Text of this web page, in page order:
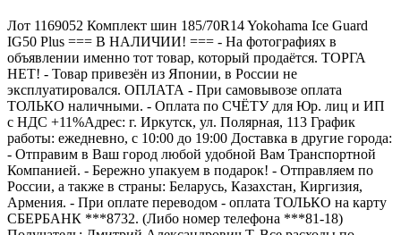
Лот 1169052 Комплект шин 185/70R14 Yokohama Ice Guard
IG50 Plus === B НАЛИЧИИ! === - На фотографиях в
объявлении именно тот товар, который продаётся. ТОРГА
НЕТ! - Товар привезён из Японии, в России не
эксплуатировался. ОПЛАТА - При самовывозе оплата
ТОЛЬКО наличными. - Оплата по СЧЁТУ для Юр. лиц и ИП
с НДС +11%Адрес: г. Иркутск, ул. Полярная, 113 График
работы: ежедневно, с 10:00 до 19:00 Доставка в другие города:
- Отправим в Ваш город любой удобной Вам Транспортной
Компанией. - Бережно упакуем в подарок! - Отправляем по
России, а также в страны: Беларусь, Казахстан, Киргизия,
Армения. - При оплате переводом - оплата ТОЛЬКО на карту
СБЕРБАНК ***8732. (Либо номер телефона ***81-18)